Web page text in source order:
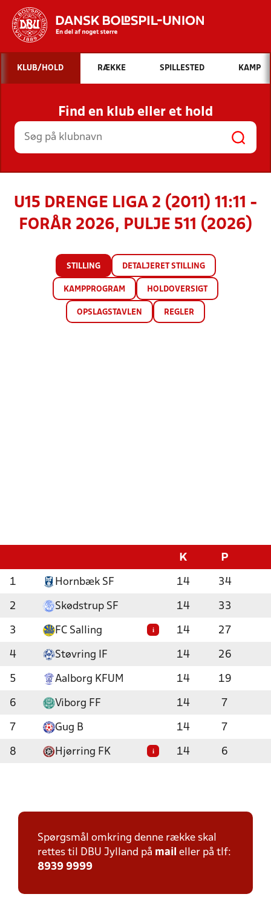
Hvad vil du søge efter?
INDHOLD OG NYHEDER
STILLINGER, RESULTATER, KLUBBER OG
HOLD
KLUB/HOLD RÆKKE SPILLESTED KAMP
Find en klub eller et hold
U15 DRENGE LIGA 2 (2011) 11:11 -
FORÅR 2026, PULJE 511 (2026)
STILLING DETALJERET STILLING
KAMPPROGRAM HOLDOVERSIGT
OPSLAGSTAVLEN REGLER
K P
1 Hornbæk SF 14 34
2 Skødstrup SF 14 33
3 FC Salling i 14 27
4 Støvring IF 14 26
5 Aalborg KFUM 14 19
6 Viborg FF 14 7
7 Gug B 14 7
8 Hjørring FK i 14 6
Spørgsmål omkring denne række skal
rettes til DBU Jylland på mail eller på tlf:
8939 9999